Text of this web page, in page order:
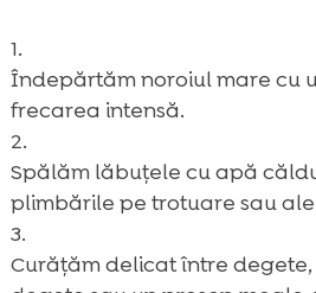
Îndepărtăm noroiul mare cu
frecarea intensă.
Spălăm lăbuțele cu apă
plimbările pe trotuare sau
Curățăm delicat între